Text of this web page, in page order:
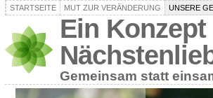
STARTSEITE MUT ZUR VERÄNDERUNG UNSERE
Ein
Gemeinsam statt